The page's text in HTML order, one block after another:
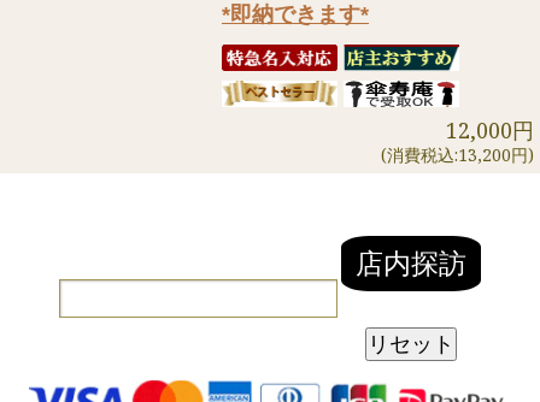
*即納できます*
12,000円
(消費税込:13,200円)